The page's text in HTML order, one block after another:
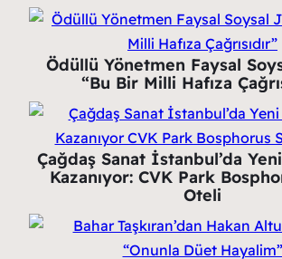
Ödüllü Yönetmen Faysal
“Bu Bir Milli Hafıza
Çağdaş Sanat İstanbul’da
Kazanıyor: CVK Park
Oteli